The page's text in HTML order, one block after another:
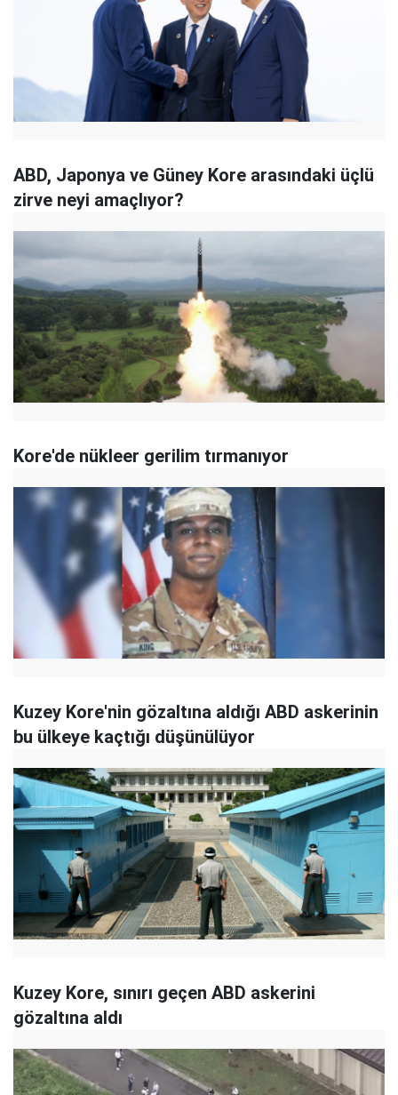
ABD, Japonya ve Güney Kore arasındaki üçlü
zirve neyi amaçlıyor?
Kore'de nükleer gerilim tırmanıyor
Kuzey Kore'nin gözaltına aldığı ABD askerinin
bu ülkeye kaçtığı düşünülüyor
Kuzey Kore, sınırı geçen ABD askerini
gözaltına aldı